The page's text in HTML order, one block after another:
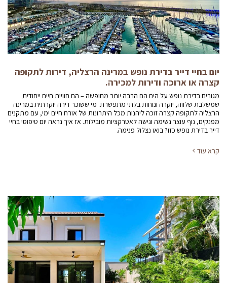
יום בחיי דייר בדירת נופש במרינה הרצליה, דירות לתקופה
קצרה או ארוכה ודירות למכירה.
מגורים בדירת נופש על הים הם הרבה יותר מחופשה – הם חוויית חיים ייחודית
שמשלבת שלווה, יוקרה ונוחות בלתי מתפשרת. מי ששוכר דירה יוקרתית במרינה
הרצליה לתקופה קצרה זוכה ליהנות מכל היתרונות של אורח חיים ימי, עם מתקנים
מפנקים, נוף עוצר נשימה וגישה לאטרקציות מובילות. אז איך נראה יום טיפוסי בחיי
דייר בדירת נופש כזו? בואו נצלול פנימה.
קרא עוד